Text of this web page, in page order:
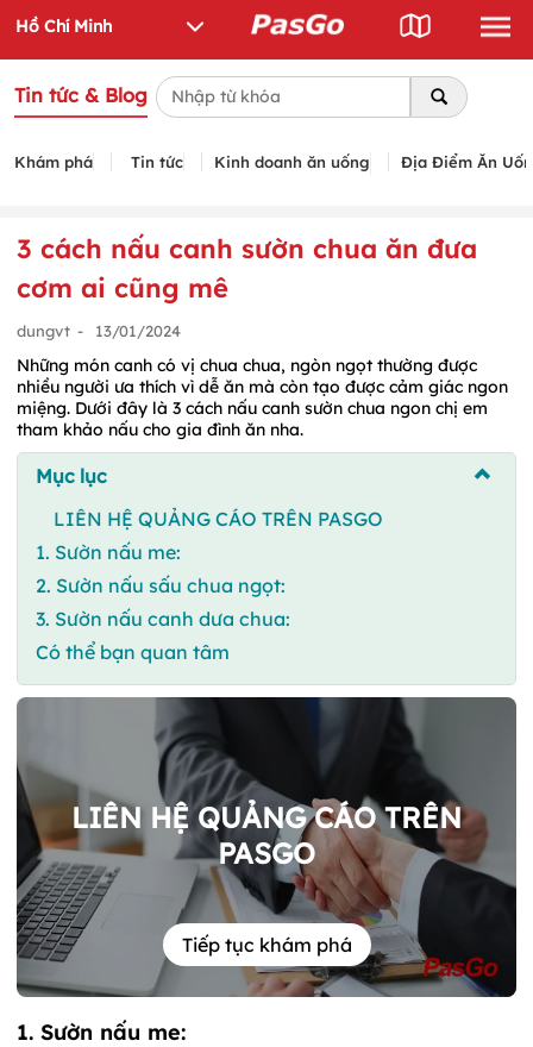
Tin tức & Blog
Khám phá Tin tức Kinh doanh ăn uống Địa Điểm Ăn
3 cách nấu canh sườn chua ăn đưa
cơm ai cũng mê
dungvt - 13/01/2024
Những món canh có vị chua chua, ngòn ngọt thường được
nhiều người ưa thích vì dễ ăn mà còn tạo được cảm giác ngon
miệng. Dưới đây là 3 cách nấu canh sườn chua ngon chị em
tham khảo nấu cho gia đình ăn nha.
Mục lục
LIÊN HỆ QUẢNG CÁO TRÊN PASGO
1. Sườn nấu me:
2. Sườn nấu sấu chua ngọt:
3. Sườn nấu canh dưa chua:
Có thể bạn quan tâm
LIÊN HỆ QUẢNG CÁO TRÊN
PASGO
Tiếp tục khám phá
1. Sườn nấu me: